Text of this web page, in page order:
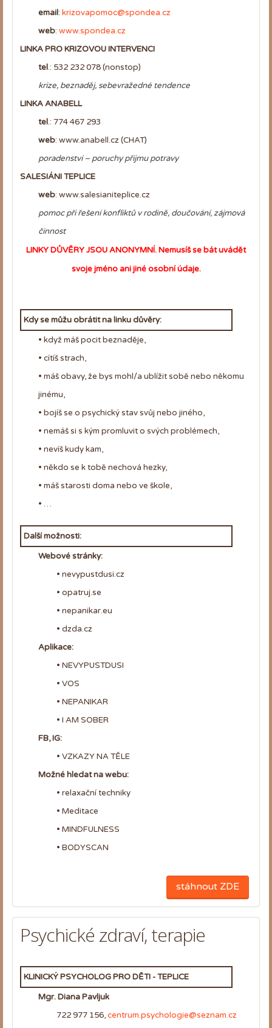
email: krizovapomoc@spondea.cz
web: www.spondea.cz
LINKA PRO KRIZOVOU INTERVENCI
tel.: 532 232 078 (nonstop)
krize, beznaděj, sebevražedné tendence
LINKA ANABELL
tel.: 774 467 293
web: www.anabell.cz (CHAT)
poradenství – poruchy přijmu potravy
SALESIÁNI TEPLICE
web: www.salesianiteplice.cz
pomoc při řešení konfliktů v rodině, doučování, zájmová
činnost
LINKY DŮVĚRY JSOU ANONYMNÍ. Nemusíš se bát uvádět
svoje jméno ani jiné osobní údaje.
Kdy se můžu obrátit na linku důvěry:
• když máš pocit beznaděje,
• cítíš strach,
• máš obavy, že bys mohl/a ublížit sobě nebo někomu
jinému,
• bojíš se o psychický stav svůj nebo jiného,
• nemáš si s kým promluvit o svých problémech,
• nevíš kudy kam,
• někdo se k tobě nechová hezky,
• máš starosti doma nebo ve škole,
• …
Další možnosti:
Webové stránky:
• nevypustdusi.cz
• opatruj.se
• nepanikar.eu
• dzda.cz
Aplikace:
• NEVYPUSTDUSI
• VOS
• NEPANIKAR
• I AM SOBER
FB, IG:
• VZKAZY NA TĚLE
Možné hledat na webu:
• relaxační techniky
• Meditace
• MINDFULNESS
• BODYSCAN
stáhnout ZDE
Psychické zdraví, terapie
KLINICKÝ PSYCHOLOG PRO DĚTI - TEPLICE
Mgr. DianaPavljuk
722 977 156,centrum.psychologie@seznam.cz